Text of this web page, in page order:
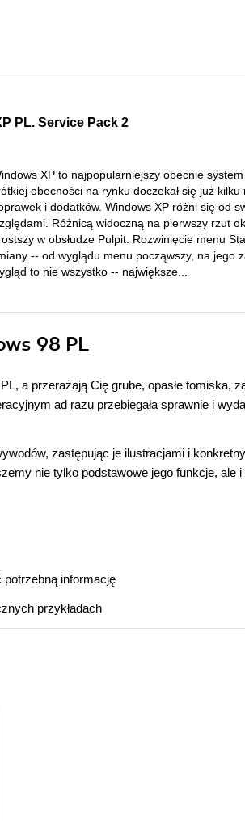
PL. Service Pack 2
XP to najpopularniejszy obecnie
obecności na rynku doczekał się już
i dodatków. Windows XP różni się od
Różnicą widoczną na pierwszy rzut
w obsłudze Pulpit. Rozwinięcie menu
-- od wyglądu menu począwszy, na jego
to nie wszystko -- największe...
98 PL
a przerażają Cię grube, opasłe tomiska,
ad razu przebiegała sprawnie i
zastępując je ilustracjami i
nie tylko podstawowe jego funkcje, ale
potrzebną informację
przykładach